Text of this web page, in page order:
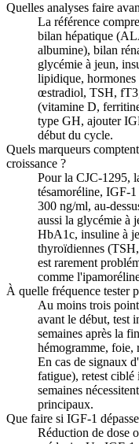
Quelles analyses faire
La référence
bilan hépatique
albumine), bilan
glycémie à jeun,
lipidique, hormones
œstradiol, TSH,
(vitamine D,
type GH, ajouter
début du cycle.
Quels marqueurs
croissance ?
Pour la CJC-1295,
tésamoréline, IGF-
300 ng/ml, au-
aussi la glycémie à
HbA1c, insuline à
thyroïdiennes
est rarement
comme
À quelle fréquence tester
Au moins trois
avant le début, test
semaines après la
hémogramme, foie,
En cas de signaux
fatigue), retest ciblé
semaines
principaux.
Que faire si IGF-1
Réduction de dose